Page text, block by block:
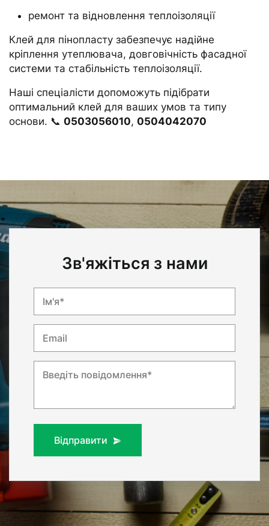
ремонт та відновлення теплоізоляції
Клей для пінопласту забезпечує надійне
кріплення утеплювача, довговічність фасадної
системи та стабільність теплоізоляції.
Наші спеціалісти допоможуть підібрати
оптимальний клей для ваших умов та типу
основи. 📞 0503056010, 0504042070
Зв'яжіться з нами
Ім'я*
Email
Введіть повідомлення*
Відправити